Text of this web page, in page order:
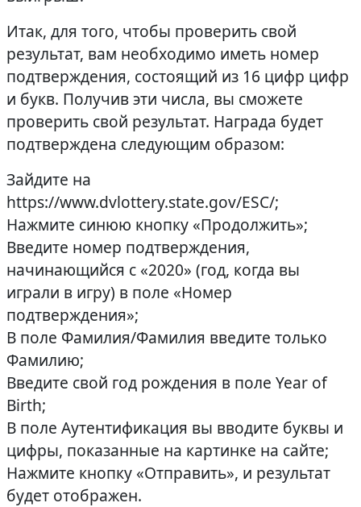
Итак, для того, чтобы проверить свой
результат, вам необходимо иметь номер
подтверждения, состоящий из 16 цифр цифр
и букв. Получив эти числа, вы сможете
проверить свой результат. Награда будет
подтверждена следующим образом:
Зайдите на
https://www.dvlottery.state.gov/ESC/;
Нажмите синюю кнопку «Продолжить»;
Введите номер подтверждения,
начинающийся с «2020» (год, когда вы
играли в игру) в поле «Номер
подтверждения»;
В поле Фамилия/Фамилия введите только
Фамилию;
Введите свой год рождения в поле Year of
Birth;
В поле Аутентификация вы вводите буквы и
цифры, показанные на картинке на сайте;
Нажмите кнопку «Отправить», и результат
будет отображен.